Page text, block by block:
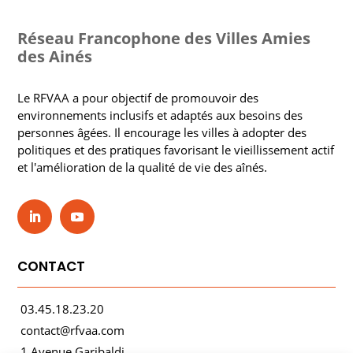
Réseau Francophone des Villes Amies
des Ainés
Le RFVAA a pour objectif de promouvoir des
environnements inclusifs et adaptés aux besoins des
personnes âgées. Il encourage les villes à adopter des
politiques et des pratiques favorisant le vieillissement actif
et l'amélioration de la qualité de vie des aînés.
CONTACT
03.45.18.23.20
contact@rfvaa.com